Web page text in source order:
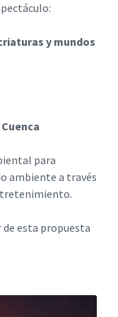
y mundos
para
ambiente a través
esta propuesta